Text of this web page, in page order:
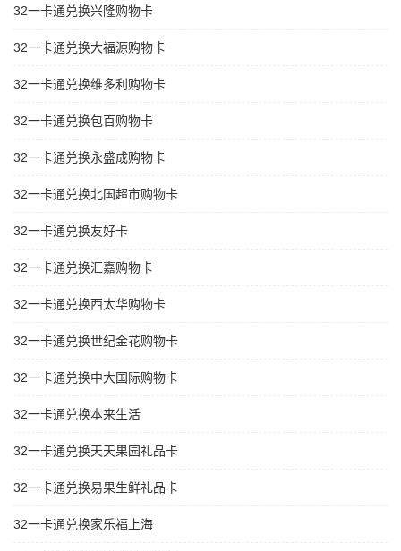
32一卡通兑换兴隆购物卡
32一卡通兑换大福源购物卡
32一卡通兑换维多利购物卡
32一卡通兑换包百购物卡
32一卡通兑换永盛成购物卡
32一卡通兑换北国超市购物卡
32一卡通兑换友好卡
32一卡通兑换汇嘉购物卡
32一卡通兑换西太华购物卡
32一卡通兑换世纪金花购物卡
32一卡通兑换中大国际购物卡
32一卡通兑换本来生活
32一卡通兑换天天果园礼品卡
32一卡通兑换易果生鲜礼品卡
32一卡通兑换家乐福上海